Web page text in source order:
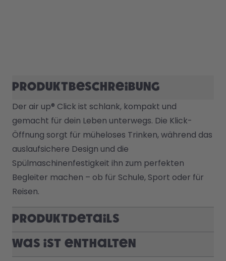
Produktbeschreibung
Der air up® Click ist schlank, kompakt und
gemacht für dein Leben unterwegs. Die Klick-
Öffnung sorgt für müheloses Trinken, während das
auslaufsichere Design und die
Spülmaschinenfestigkeit ihn zum perfekten
Begleiter machen – ob für Schule, Sport oder für
Reisen.
Produktdetails
Was ist enthalten